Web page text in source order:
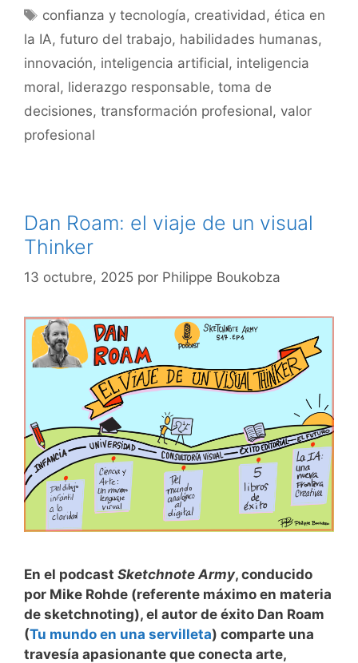
Etiquetas
confianza y tecnología, creatividad , ética en
la IA, futuro del trabajo, habilidades humanas,
innovación, inteligencia artificial, inteligencia
moral, liderazgo responsable, toma de
decisiones, transformación profesional, valor
profesional
Dan Roam: el viaje de un visual
Thinker
13 octubre, 2025 por Philippe Boukobza
En el podcast Sketchnote Army, conducido
por Mike Rohde (referente máximo en materia
de sketchnoting), el autor de éxito Dan Roam
(Tu mundo en una servilleta) comparte una
travesía apasionante que conecta arte,